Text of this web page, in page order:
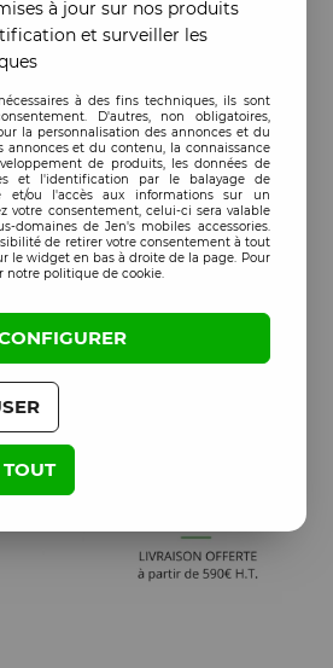
à jour sur nos produits
et surveiller les
à des fins techniques, ils sont
D'autres, non obligatoires,
la personnalisation des annonces et du
annonces et du contenu, la connaissance
de produits, les données de
et l'identification par le balayage de
et/ou l'accès aux informations sur un
votre consentement, celui-ci sera valable
domaines de Jen's mobiles accessories.
de retirer votre consentement à tout
le widget en bas à droite de la page. Pour
notre politique de cookie.
TOUT